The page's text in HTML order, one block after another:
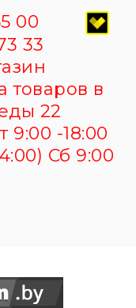
55 00
33
товаров в
22
-18:00
Сб 9:00